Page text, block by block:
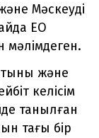
Мәскеуді
ЕО
мәлімдеген.
және
келісім
танылған
тағы бір